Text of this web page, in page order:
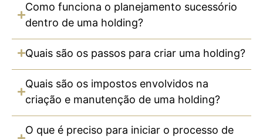
Como funciona o planejamento sucessório
dentro de uma holding?
Quais são os passos para criar uma holding?
Quais são os impostos envolvidos na
criação e manutenção de uma holding?
O que é preciso para iniciar o processo de